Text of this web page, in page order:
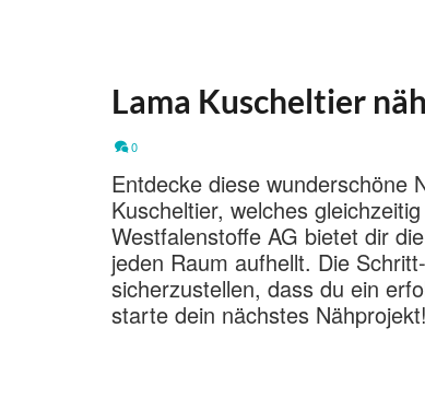
Lama Kuscheltier
0
Entdecke diese wunderschöne
Kuscheltier, welches
Westfalenstoffe AG bietet dir
jeden Raum aufhellt. Die
sicherzustellen, dass du ein
starte dein nächstes Nähprojekt!